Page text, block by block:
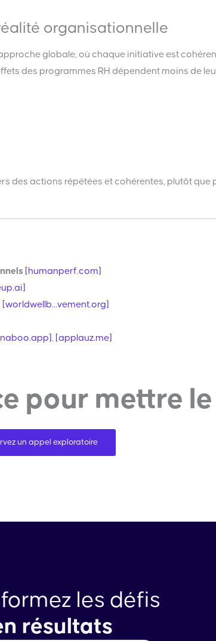
organisationnelle
globale, où chaque initiative est
des programmes RH dépendent moins de
des actions répétées et cohérentes, plutôt que
[humanperf.com]
[worldwellb…vement.org]
[naboo.app] [applauz.me]
pour mettre
un appel exploratoire
les défis
résultats